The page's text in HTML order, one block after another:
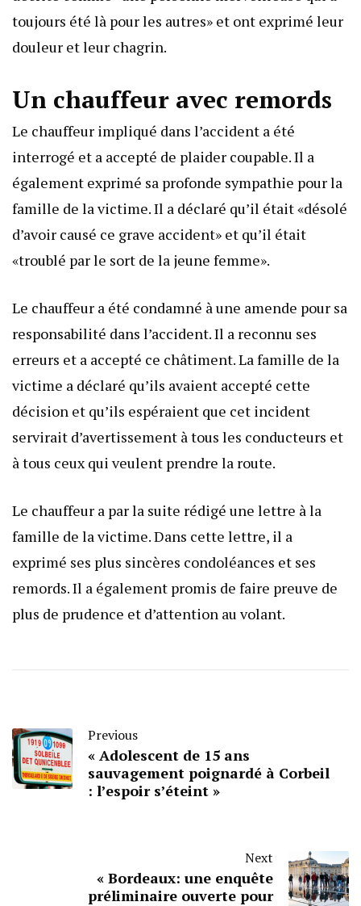
toujours été là pour les autres» et ont exprimé leur
douleur et leur chagrin.
Un chauffeur avec remords
Le chauffeur impliqué dans l’accident a été
interrogé et a accepté de plaider coupable. Il a
également exprimé sa profonde sympathie pour la
famille de la victime. Il a déclaré qu’il était «désolé
d’avoir causé ce grave accident» et qu’il était
«troublé par le sort de la jeune femme».
Le chauffeur a été condamné à une amende pour sa
responsabilité dans l’accident. Il a reconnu ses
erreurs et a accepté ce châtiment. La famille de la
victime a déclaré qu’ils avaient accepté cette
décision et qu’ils espéraient que cet incident
servirait d’avertissement à tous les conducteurs et
à tous ceux qui veulent prendre la route.
Le chauffeur a par la suite rédigé une lettre à la
famille de la victime. Dans cette lettre, il a
exprimé ses plus sincères condoléances et ses
remords. Il a également promis de faire preuve de
plus de prudence et d’attention au volant.
Previous
« Adolescent de 15 ans
sauvagement poignardé à Corbeil
: l’espoir s’éteint »
Next
« Bordeaux: une enquête
préliminaire ouverte pour